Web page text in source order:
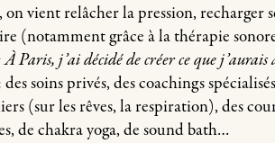
vient relâcher la pression, recharger
(notamment grâce à la thérapie
Paris, j’ai décidé de créer ce que
soins privés, des coachings
(sur les rêves, la respiration), des
de chakra yoga, de sound bath…